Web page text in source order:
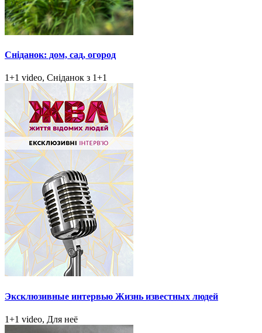
Сніданок: дом, сад, огород
1+1 video, Сніданок з 1+1
Эксклюзивные интервью Жизнь известных людей
1+1 video, Для неё